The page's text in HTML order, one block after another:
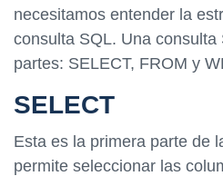
necesitamos entender la
consulta SQL. Una consulta
partes: SELECT, FROM y
SELECT
Esta es la primera parte de
permite seleccionar las